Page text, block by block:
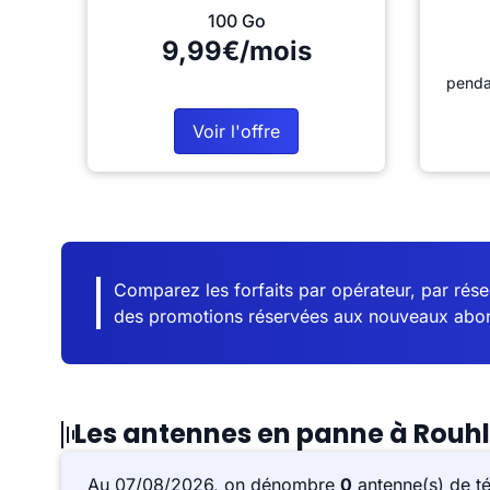
100 Go
9,99€/mois
Voir l'offre
Comparez les forfaits par opérateur, par
des promotions réservées aux nouveaux
Les antennes en panne à
Au 07/08/2026, on dénombre 0 antenne(s) de